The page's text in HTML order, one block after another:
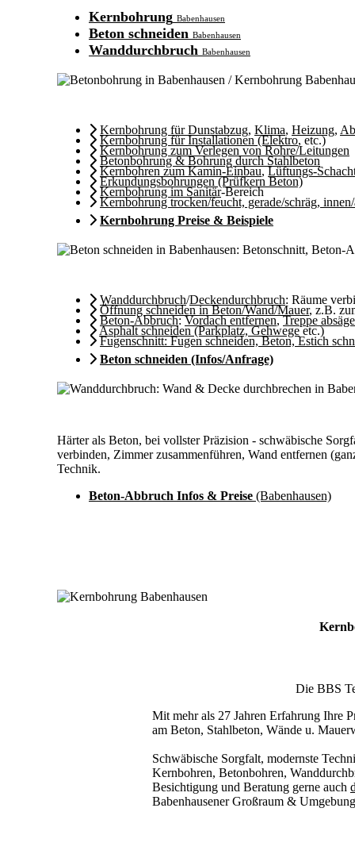
Kernbohrung Babenhausen
Beton schneiden Babenhausen
Wanddurchbruch Babenhausen
Kernbohrung für Dunstabzug, Klima, Heizung,
Kernbohrung für Installationen (Elektro, etc.)
Kernbohrung zum Verlegen von Rohre/Leitungen
Betonbohrung & Bohrung durch Stahlbeton
Kernbohren zum Kamin-Einbau,Lüftungs-
Erkundungsbohrungen (Prüfkern Beton)
Kernbohrung im Sanitär-Bereich
Kernbohrung trocken/feucht, gerade/schräg,
Kernbohrung Preise & Beispiele
Wanddurchbruch/Deckendurchbruch: Räume
Öffnung schneiden in Beton/Wand/Mauer, z.B.
Beton-Abbruch:Vordach entfernen,Treppe
Asphalt schneiden (Parkplatz, Gehwegeetc.)
Fugenschnitt: Fugen schneiden, Beton, Estich
Beton schneiden (Infos/Anfrage)
Härter als Beton, bei vollster Präzision - schwäbische
verbinden, Zimmer zusammenführen, Wand entfernen
Technik.
Beton-Abbruch Infos & Preise (Babenhausen)
Die BBS
Mit mehr als 27 Jahren Erfahrung Ihre
am Beton, Stahlbeton, Wände u.
Schwäbische Sorgfalt, modernste
Kernbohren, Betonbohren,
Besichtigung und Beratung gerne auch
Babenhausener Großraum &